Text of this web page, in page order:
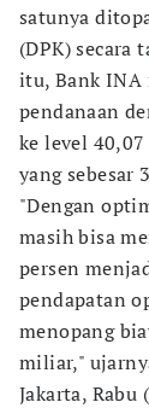
satunya
(DPK)
itu, Bank INA
pendanaan
ke level
yang sebesar
"Dengan
masih bisa
persen
pendapatan
menopang
miliar,"
Jakarta, Rabu